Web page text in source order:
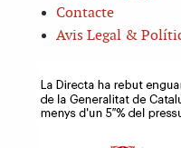
Contacte
Avis Legal &